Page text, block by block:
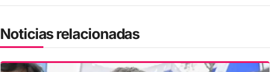
Noticias relacionadas